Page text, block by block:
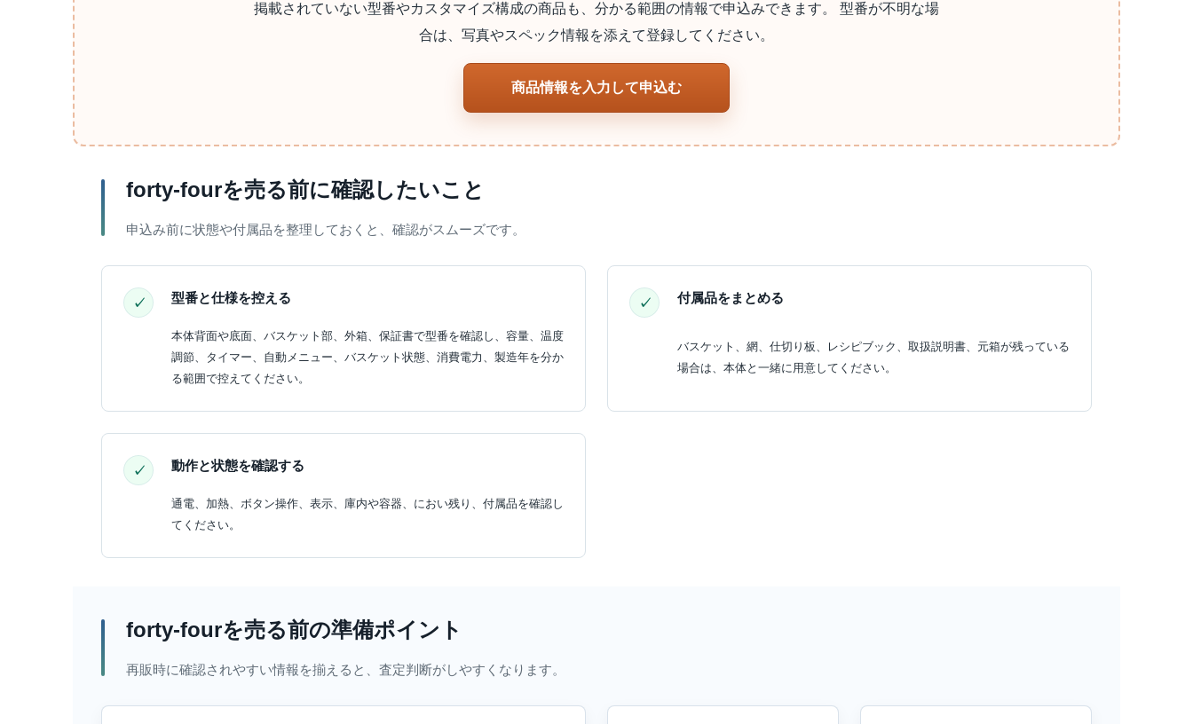
掲載されていない型番やカスタマイズ構成の商品も、分かる範囲の情報で申込みできます。 型番が不明な場
合は、写真やスペック情報を添えて登録してください。
商品情報を入力して申込む
forty-fourを売る前に確認したいこと
申込み前に状態や付属品を整理しておくと、確認がスムーズです。
型番と仕様を控える
本体背面や底面、バスケット部、外箱、保証書で型番を確認し、容量、温度
調節、タイマー、自動メニュー、バスケット状態、消費電力、製造年を分か
る範囲で控えてください。
付属品をまとめる
バスケット、網、仕切り板、レシピブック、取扱説明書、元箱が残っている
場合は、本体と一緒に用意してください。
動作と状態を確認する
通電、加熱、ボタン操作、表示、庫内や容器、におい残り、付属品を確認し
てください。
forty-fourを売る前の準備ポイント
再販時に確認されやすい情報を揃えると、査定判断がしやすくなります。